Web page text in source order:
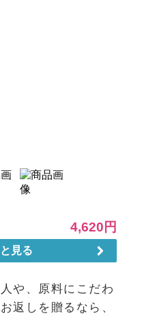
や、原料にこだわ
返しを贈るなら、